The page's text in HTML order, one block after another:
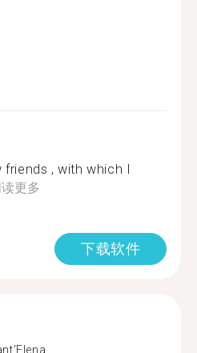
friends , with which I
更多
下载软件